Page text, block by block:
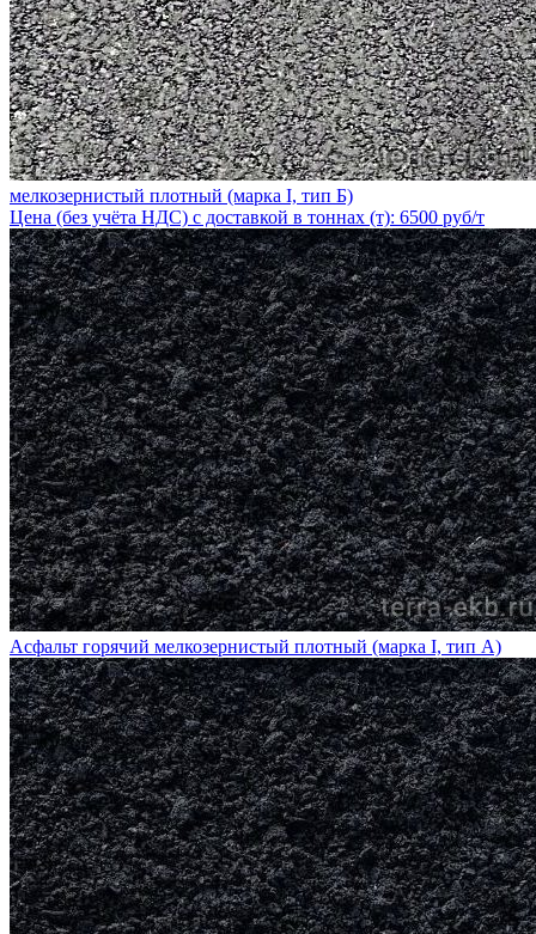
мелкозернистый плотный (марка I, тип Б)
Цена (без учёта НДС) с доставкой в тоннах (т): 6500 руб/т
Асфальт горячий мелкозернистый плотный (марка I, тип А)